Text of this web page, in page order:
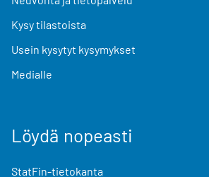
Kysy tilastoista
Usein kysytyt kysymykset
Medialle
Löydä nopeasti
StatFin-tietokanta